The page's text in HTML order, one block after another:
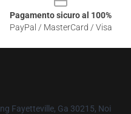
Pagamento sicuro al 100%
PayPal / MasterCard / Visa
Fayetteville, Ga 30215, Noi